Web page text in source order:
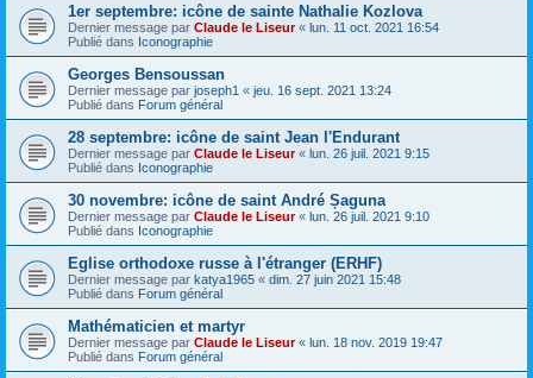
1er septembre: icône de sainte Nathalie Kozlova
Dernier message par Claude le Liseur« lun. 11 oct. 2021 16:54
Publié dans Iconographie
Georges Bensoussan
Dernier message par joseph1 « jeu. 16 sept. 2021 13:24
Publié dans Forum général
28 septembre: icône de saint Jean l'Endurant
Dernier message par Claude le Liseur« lun. 26 juil. 2021 9:15
Publié dans Iconographie
30 novembre: icône de saint André Șaguna
Dernier message par Claude le Liseur« lun. 26 juil. 2021 9:10
Publié dans Iconographie
Eglise orthodoxe russe à l'étranger (ERHF)
Dernier message par katya1965 « dim. 27 juin 2021 15:48
Publié dans Forum général
Mathématicien et martyr
Dernier message par Claude le Liseur« lun. 18 nov. 2019 19:47
Publié dans Forum général